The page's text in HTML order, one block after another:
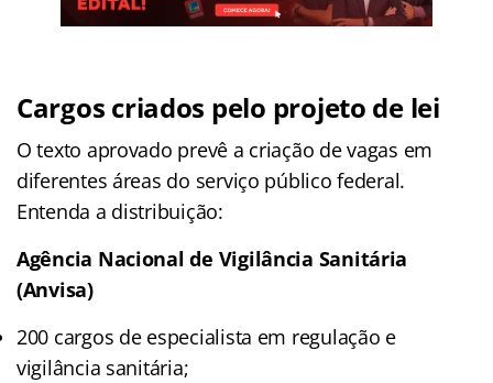
Cargos criados pelo projeto de lei
O texto aprovado prevê a criação de vagas em
diferentes áreas do serviço público federal.
Entenda a distribuição:
Agência Nacional de Vigilância Sanitária
(Anvisa)
200 cargos de especialista em regulação e
vigilância sanitária;